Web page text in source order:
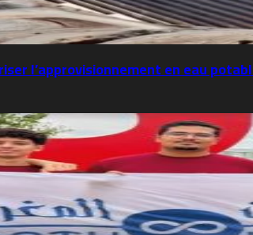
l’approvisionnement en eau